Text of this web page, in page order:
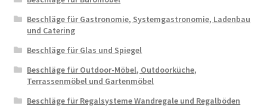
Beschläge für Gastronomie, Systemgastronomie, Ladenbau
und Catering
Beschläge für Glas und Spiegel
Beschläge für Outdoor-Möbel, Outdoorküche,
Terrassenmöbel und Gartenmöbel
Beschläge für Regalsysteme Wandregale und Regalböden